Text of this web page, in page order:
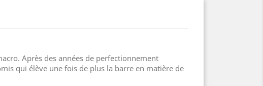
Après des années de perfectionnement
qui élève une fois de plus la barre en matière de